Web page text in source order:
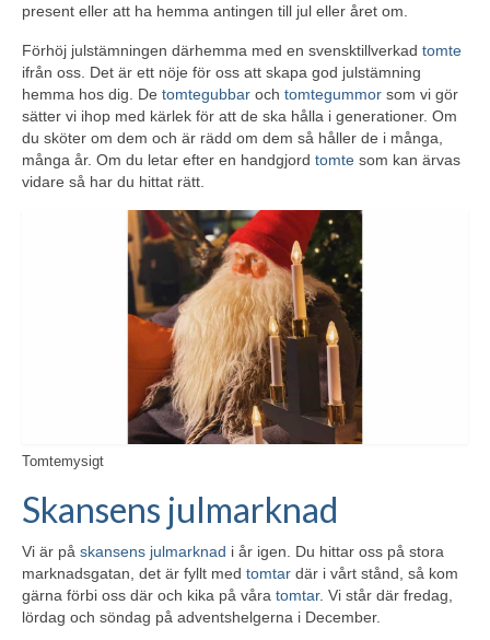
present eller att ha hemma antingen till jul eller året om.
Förhöj julstämningen därhemma med en svensktillverkad tomte
ifrån oss. Det är ett nöje för oss att skapa god julstämning
hemma hos dig. De tomtegubbar och tomtegummor som vi gör
sätter vi ihop med kärlek för att de ska hålla i generationer. Om
du sköter om dem och är rädd om dem så håller de i många,
många år. Om du letar efter en handgjord tomte som kan ärvas
vidare så har du hittat rätt.
Tomtemysigt
Skansens julmarknad
Vi är på skansens julmarknad i år igen. Du hittar oss på stora
marknadsgatan, det är fyllt med tomtar där i vårt stånd, så kom
gärna förbi oss där och kika på våra tomtar. Vi står där fredag,
lördag och söndag på adventshelgerna i December.